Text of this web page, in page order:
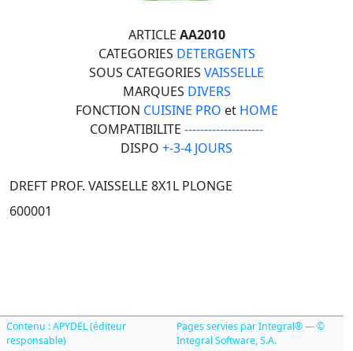
ARTICLE AA2010
CATEGORIES DETERGENTS
SOUS CATEGORIES VAISSELLE
MARQUES DIVERS
FONCTION CUISINE PRO et HOME
COMPATIBILITE --------------------
DISPO +-3-4 JOURS
DREFT PROF. VAISSELLE 8X1L PLONGE
600001
Contenu : APYDEL (éditeur
responsable)
Pages servies par Integral® — ©
Integral Software, S.A.